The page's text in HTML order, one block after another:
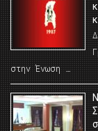
στην Ένωση …